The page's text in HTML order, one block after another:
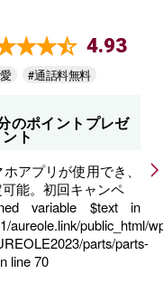
4.93
#通話料無料
のポイントプレゼ
ント
アプリが使用でき、
能。初回キャンペ
variable $text in
aureole.link/public_html/
parts/parts-
line70